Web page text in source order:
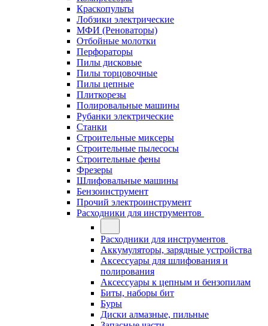
Краскопульты
Лобзики электрические
МФИ (Реноваторы)
Отбойные молотки
Перфораторы
Пилы дисковые
Пилы торцовочные
Пилы цепные
Плиткорезы
Полировальные машины
Рубанки электрические
Станки
Строительные миксеры
Строительные пылесосы
Строительные фены
Фрезеры
Шлифовальные машины
Бензоинструмент
Прочий электроинструмент
Расходники для инструментов
Расходники для инструментов
Аккумуляторы, зарядные устройства
Аксессуары для шлифования и
полирования
Аксессуары к цепным и бензопилам
Биты, наборы бит
Буры
Диски алмазные, пильные